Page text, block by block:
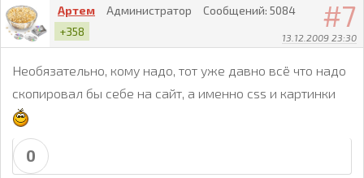
7
13.12.2009 23:30
Артем Администратор Сообщений: 5084
+358
Необязательно, кому надо, тот уже давно всё что надо
скопировал бы себе на сайт, а именно css и картинки
0